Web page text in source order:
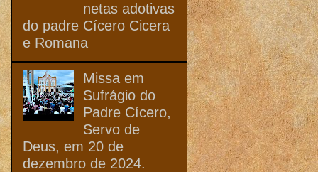
netas adotivas
do padre Cícero Cicera
e Romana
Missa em
Sufrágio do
Padre Cícero,
Servo de
Deus, em 20 de
dezembro de 2024.